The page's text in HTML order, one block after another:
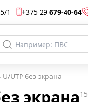
1 +375 29679-40-64
U/UTP без экрана
экрана15